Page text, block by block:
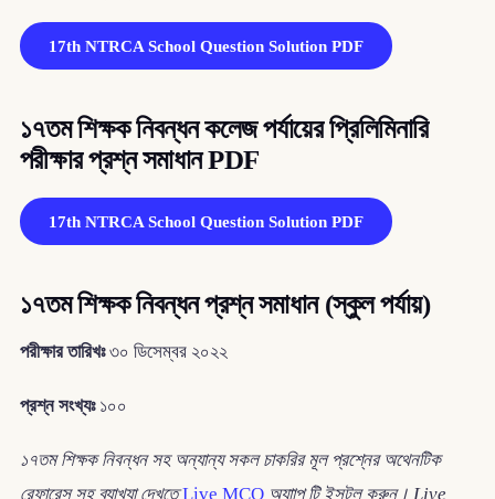
17th NTRCA School Question Solution PDF
১৭তম শিক্ষক নিবন্ধন কলেজ পর্যায়ের প্রিলিমিনারি
পরীক্ষার প্রশ্ন সমাধান PDF
17th NTRCA School Question Solution PDF
১৭তম শিক্ষক নিবন্ধন প্রশ্ন সমাধান (স্কুল পর্যায়)
পরীক্ষার তারিখঃ৩০ ডিসেম্বর ২০২২
প্রশ্ন সংখ্যঃ১০০
১৭তম শিক্ষক নিবন্ধন সহ অন্যান্য সকল চাকরির মূল প্রশ্নের অথেনটিক
রেফারেন্স সহ ব্যাখ্যা দেখতেLive MCQঅ্যাাপ টি ইন্সটল করুন। Live